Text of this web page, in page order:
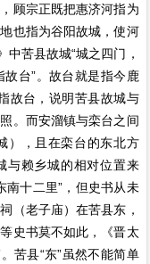
顾宗正既把惠济河指为
也指为谷阳故城，使河
中苦县故城“城之四门，
台”。故台就是指今鹿
故台，说明苦县故城与
。而安溜镇与栾台之间
），且在栾台的东北方
与赖乡城的相对位置来
南十二里”，但史书从未
（老子庙）在苦县东，
史书莫不如此，《晋太
苦县“东”虽然不能简单